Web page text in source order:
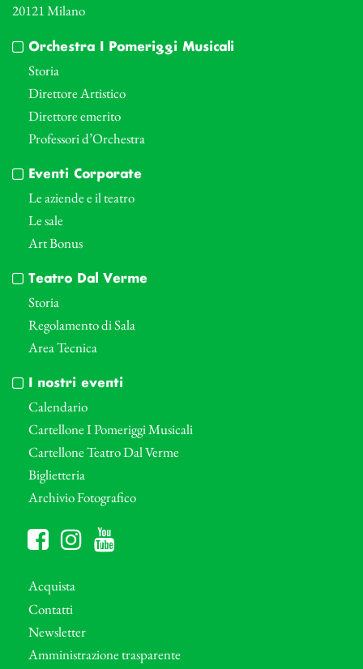
20121 Milano
Orchestra I Pomeriggi Musicali
Storia
Direttore Artistico
Direttore emerito
Professori d’Orchestra
Eventi Corporate
Le aziende e il teatro
Le sale
Art Bonus
Teatro Dal Verme
Storia
Regolamento di Sala
Area Tecnica
I nostri eventi
Calendario
Cartellone I Pomeriggi Musicali
Cartellone Teatro Dal Verme
Biglietteria
Archivio Fotografico
Acquista
Contatti
Newsletter
Amministrazione trasparente